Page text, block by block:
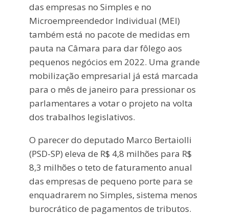
das empresas no Simples e no
Microempreendedor Individual (MEI)
também está no pacote de medidas em
pauta na Câmara para dar fôlego aos
pequenos negócios em 2022. Uma grande
mobilização empresarial já está marcada
para o mês de janeiro para pressionar os
parlamentares a votar o projeto na volta
dos trabalhos legislativos.
O parecer do deputado Marco Bertaiolli
(PSD-SP) eleva de R$ 4,8 milhões para R$
8,3 milhões o teto de faturamento anual
das empresas de pequeno porte para se
enquadrarem no Simples, sistema menos
burocrático de pagamentos de tributos.